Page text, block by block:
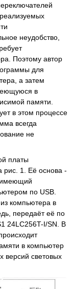
неудобство,
Поэтому автор
для
а затем
в
памяти.
в этом процессе
всегда
не
платы
рис. 1. Её основа -
имеющий
по USB.
компьютера в
передаёт её по
24LC256T-I/SN. В
в компьютер
версий световых